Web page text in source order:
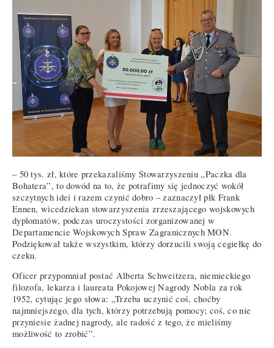
– 50 tys. zł, które przekazaliśmy Stowarzyszeniu „Paczka dla
Bohatera”, to dowód na to, że potrafimy się jednoczyć wokół
szczytnych idei i razem czynić dobro – zaznaczył płk Frank
Ennen, wicedziekan stowarzyszenia zrzeszającego wojskowych
dyplomatów, podczas uroczystości zorganizowanej w
Departamencie Wojskowych Spraw Zagranicznych MON.
Podziękował także wszystkim, którzy dorzucili swoją cegiełkę do
czeku.
Oficer przypomniał postać Alberta Schweitzera, niemieckiego
filozofa, lekarza i laureata Pokojowej Nagrody Nobla za rok
1952, cytując jego słowa: „Trzeba uczynić coś, choćby
najmniejszego, dla tych, którzy potrzebują pomocy; coś, co nie
przyniesie żadnej nagrody, ale radość z tego, że mieliśmy
możliwość to zrobić”.